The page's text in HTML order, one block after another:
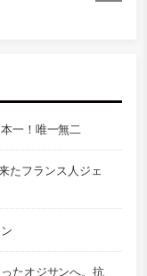
一！唯一無二
たフランス人ジェ
たオジサンへ。抗